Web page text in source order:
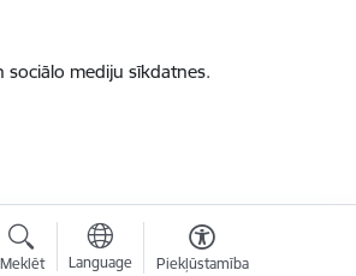
mediju sīkdatnes.
Meklēt Language Piekļūstamība